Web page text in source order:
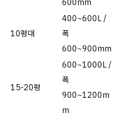
10평대
400~600L /
폭
600~900mm
15-20평
600~1000L /
폭
900~1200m
m